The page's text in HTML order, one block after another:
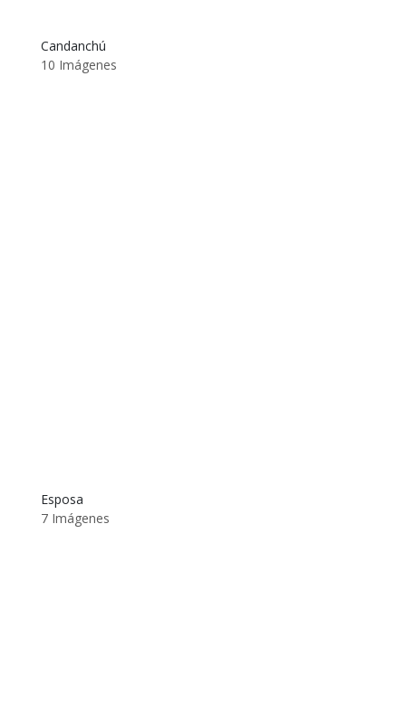
Candanchú
10 Imágenes
Esposa
7 Imágenes